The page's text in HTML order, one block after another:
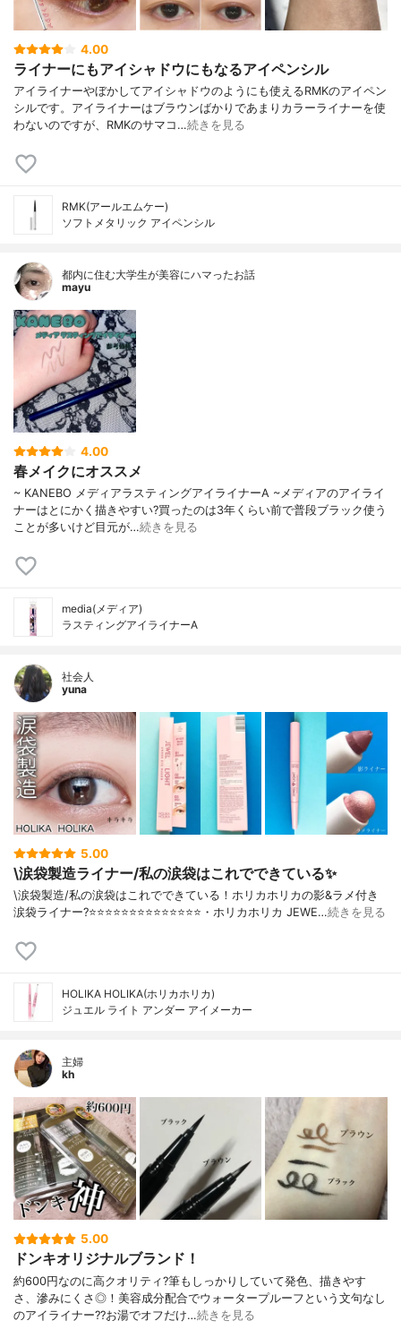
4.00
ライナーにもアイシャドウにもなるアイペンシル
アイライナーやぼかしてアイシャドウのようにも使えるRMKのアイペン
シルです。アイライナーはブラウンばかりであまりカラーライナーを使
わないのですが、RMKのサマコ…続きを見る
RMK(アールエムケー)
ソフトメタリック アイペンシル
都内に住む大学生が美容にハマったお話
mayu
4.00
春メイクにオススメ
~ KANEBO メディアラスティングアイライナーA ~メディアのアイライ
ナーはとにかく描きやすい?買ったのは3年くらい前で普段ブラック使う
ことが多いけど目元が…続きを見る
media(メディア)
ラスティングアイライナーA
社会人
yuna
5.00
\涙袋製造ライナー/私の涙袋はこれでできている✨
\涙袋製造/私の涙袋はこれでできている！ホリカホリカの影&ラメ付き
涙袋ライナー?⭐️⭐️⭐️⭐️⭐️⭐️⭐️⭐️⭐️⭐️⭐️⭐️⭐️⭐️・ホリカホリカ JEWE…続きを見る
HOLIKA HOLIKA(ホリカホリカ)
ジュエル ライト アンダー アイメーカー
主婦
kh
5.00
ドンキオリジナルブランド！
約600円なのに高クオリティ?筆もしっかりしていて発色、描きやす
さ、滲みにくさ◎！美容成分配合でウォータープルーフという文句なし
のアイライナー??お湯でオフだけ…続きを見る